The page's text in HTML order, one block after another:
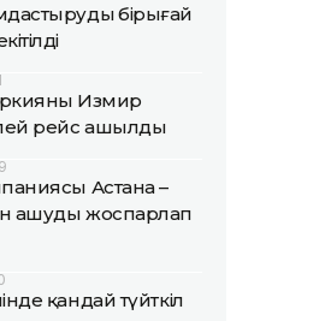
бірыңғай
Измир
рейс ашылды
Астана –
ашуды жоспарлап
қандай түйткіл